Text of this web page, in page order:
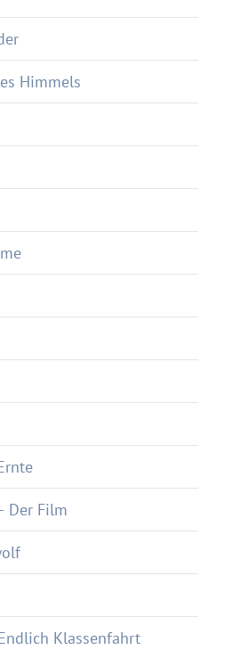
Himmels
Der Film
Klassenfahrt